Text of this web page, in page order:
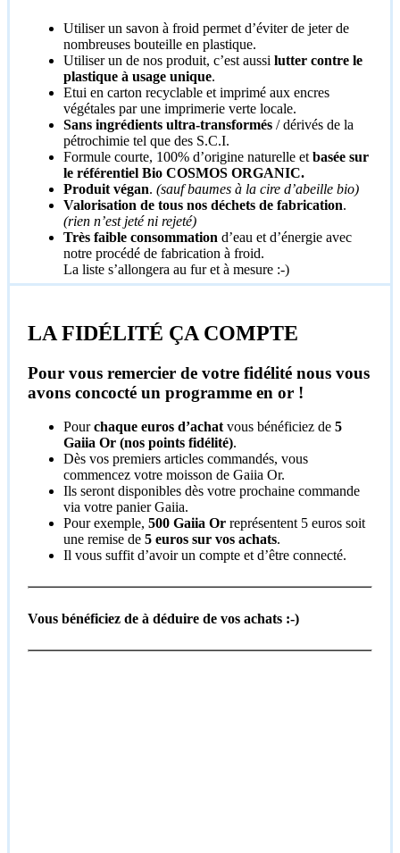
Utiliser un savon à froid permet d’éviter de jeter de
nombreuses bouteille en plastique.
Utiliser un de nos produit, c’est aussi lutter contre le
plastique à usage unique.
Etui en carton recyclable et imprimé aux encres
végétales par une imprimerie verte locale.
Sans ingrédients ultra-transformés / dérivés de la
pétrochimie tel que des S.C.I.
Formule courte, 100% d’origine naturelle et basée sur
le référentiel Bio COSMOS ORGANIC.
Produit végan. (sauf baumes à la cire d’abeille bio)
Valorisation de tous nos déchets de fabrication.
(rien n’est jeté ni rejeté)
Très faible consommation d’eau et d’énergie avec
notre procédé de fabrication à froid.
La liste s’allongera au fur et à mesure :-)
LA FIDÉLITÉ ÇA COMPTE
Pour vous remercier de votre fidélité nous vous
avons concocté un programme en or !
Pourchaque euros d’achat vous bénéficiez de 5
Gaiia Or (nos points fidélité).
Dès vos premiers articles commandés, vous
commencez votre moisson de Gaiia Or.
Ils seront disponibles dès votre prochaine commande
via votre panier Gaiia.
Pour exemple, 500 Gaiia Or représentent 5 euros soit
une remise de 5 euros sur vos achats.
Il vous suffit d’avoir un compte et d’être connecté.
Vous bénéficiez de à déduire de vos achats :-)